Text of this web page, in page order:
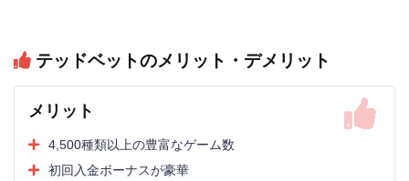
ライセンス所有の有無
サポート力/
対応時間
口コミ
テッドベットのメリット・デメリット
メリット
4,500種類以上の豊富なゲーム数
初回入金ボーナスが豪華